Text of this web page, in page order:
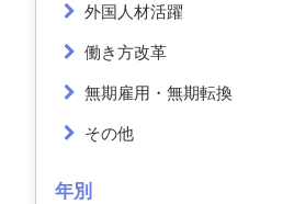
外国人材活躍
働き方改革
無期雇用・無期転換
その他
年別